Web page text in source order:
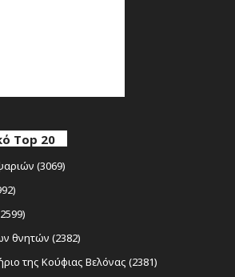
Top 20
(3069)
θνητών (2382)
της Κούφιας Βελόνας (2381)